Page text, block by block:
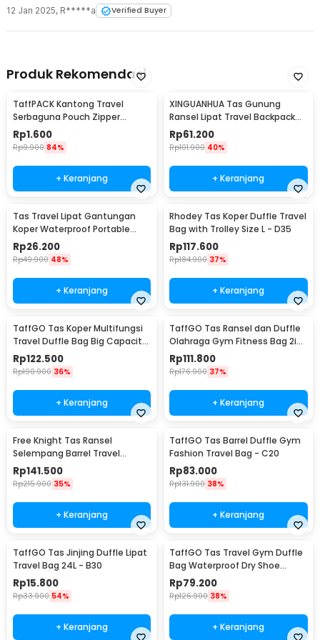
12 Jan 2025, R*****a Verified Buyer
Produk Rekomendasi
TaffPACK Kantong Travel
Serbaguna Pouch Zipper
Organizer 1 PCS - CC-003
Rp1.600
Rp9.900 84%
+ Keranjang
XINGUANHUA Tas Gunung
Ransel Lipat Travel Backpack
Waterproof 17L - GC17
Rp61.200
Rp101.900 40%
+ Keranjang
Tas Travel Lipat Gantungan
Koper Waterproof Portable
Folding Bag 32L - SW1014
Rp26.200
Rp49.900 48%
+ Keranjang
Rhodey Tas Koper Duffle Travel
Bag with Trolley Size L - D35
Rp117.600
Rp184.900 37%
+ Keranjang
TaffGO Tas Koper Multifungsi
Travel Duffle Bag Big Capacity
3 Concept Eyes - D30
Rp122.500
Rp190.900 36%
+ Keranjang
TaffGO Tas Ransel dan Duffle
Olahraga Gym Fitness Bag 2in1
Polyester - T90
Rp111.800
Rp176.900 37%
+ Keranjang
Free Knight Tas Ransel
Selempang Barrel Travel
Mountaineering Canvas -
CC05
Rp141.500
Rp215.900 35%
+ Keranjang
TaffGO Tas Barrel Duffle Gym
Fashion Travel Bag - C20
Rp83.000
Rp131.900 38%
+ Keranjang
TaffGO Tas Jinjing Duffle Lipat
Travel Bag 24L - B30
Rp15.800
Rp33.900 54%
+ Keranjang
TaffGO Tas Travel Gym Duffle
Bag Waterproof Dry Shoe
Compartment - C42
Rp79.200
Rp126.900 38%
+ Keranjang